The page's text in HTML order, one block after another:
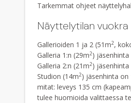
Tarkemmat ohjeet
Näyttelytilan vuokra
Gallerioiden 1 ja 2 (51m2,
Galleria 1:n (29m2)
Galleria 2:n (21m2)
Studion (14m2) jäsenhinta on
mitat: leveys 135 cm
tulee huomioida valittaessa